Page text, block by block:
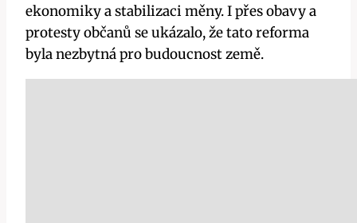
ekonomiky a stabilizaci měny. I přes obavy a
protesty občanů se ukázalo, že tato reforma
byla nezbytná pro budoucnost země.